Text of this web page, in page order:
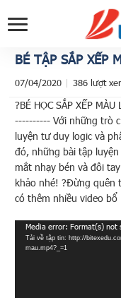
BÉ TẬP SẮP XẾP
07/04/2020 386 lượt
?BÉ HỌC SẮP XẾP
---------- Với những trò
luyện tư duy logic và
đó, những bài tập
mắt nhạy bén và đôi
khảo nhé! ?Đừng quên
có thêm nhiều video
Trình
chơi
Media error: Format(s) not
Tải về tập tin: http://
mau.mp4?_=1